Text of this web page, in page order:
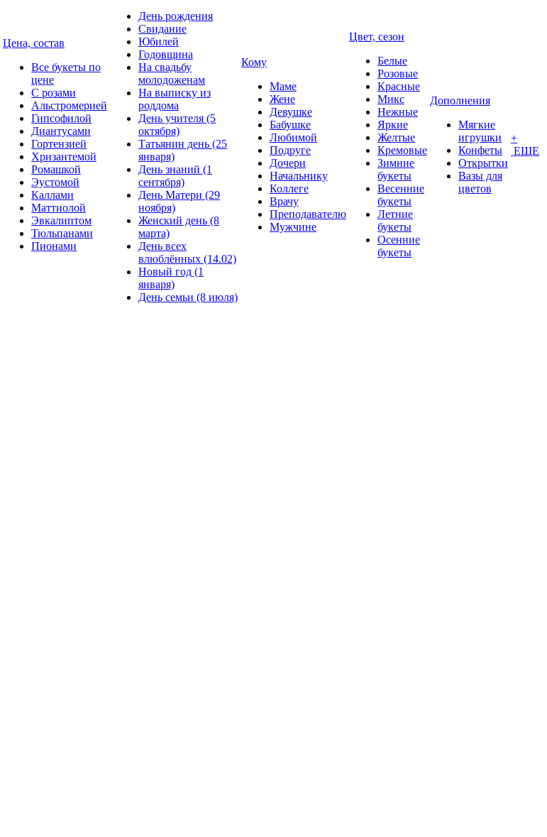
Цена, состав
Все букеты по
цене
С розами
Альстромерией
Гипсофилой
Диантусами
Гортензией
Хризантемой
Ромашкой
Эустомой
Каллами
Маттиолой
Эвкалиптом
Тюльпанами
Пионами
День рождения
Свидание
Юбилей
Годовщина
На свадьбу
молодоженам
На выписку из
роддома
День учителя (5
октября)
Татьянин день (25
января)
День знаний (1
сентября)
День Матери (29
ноября)
Женский день (8
марта)
День всех
влюблённых (14.02)
Новый год (1
января)
День семьи (8 июля)
Кому
Маме
Жене
Девушке
Бабушке
Любимой
Подруге
Дочери
Начальнику
Коллеге
Врачу
Преподавателю
Мужчине
Цвет, сезон
Белые
Розовые
Красные
Микс
Нежные
Яркие
Желтые
Кремовые
Зимние
букеты
Весенние
букеты
Летние
букеты
Осенние
букеты
Дополнения
Мягкие
игрушки
Конфеты
Открытки
Вазы для
цветов
+
ЕЩЕ